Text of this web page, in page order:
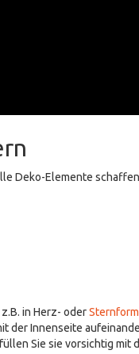
Deko-Elemente
in Herz- oderSternform
der Innenseite
Sie sie vorsichtig mit